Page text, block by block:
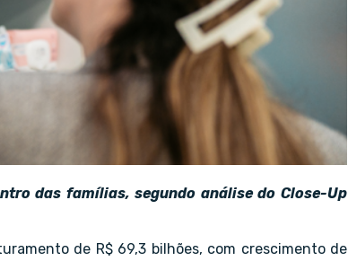
das famílias, segundo análise do Close-Up
de R$ 69,3 bilhões, com crescimento de